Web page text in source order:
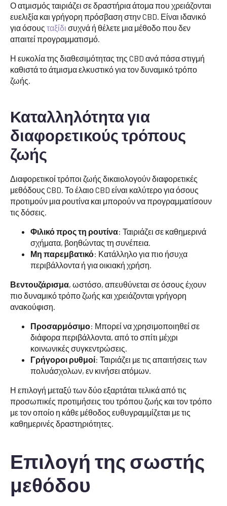
Ο ατμισμός ταιριάζει σε δραστήρια άτομα που χρειάζονται
ευελιξία και γρήγορη πρόσβαση στην CBD. Είναι ιδανικό
για όσους ταξίδι συχνά ή θέλετε μια μέθοδο που δεν
απαιτεί προγραμματισμό.
Η ευκολία της διαθεσιμότητας της CBD ανά πάσα στιγμή
καθιστά το άτμισμα ελκυστικό για τον δυναμικό τρόπο
ζωής.
Καταλληλότητα για
διαφορετικούς τρόπους
ζωής
Διαφορετικοί τρόποι ζωής δικαιολογούν διαφορετικές
μεθόδους CBD. Το έλαιο CBD είναι καλύτερο για όσους
προτιμούν μια ρουτίνα και μπορούν να προγραμματίσουν
τις δόσεις.
Φιλικό προς τη ρουτίνα: Ταιριάζει σε καθημερινά
σχήματα, βοηθώντας τη συνέπεια.
Μη παρεμβατικό: Κατάλληλο για πιο ήσυχα
περιβάλλοντα ή για οικιακή χρήση.
Βεντουζάρισμα, ωστόσο, απευθύνεται σε όσους έχουν
πιο δυναμικό τρόπο ζωής και χρειάζονται γρήγορη
ανακούφιση.
Προσαρμόσιμο: Μπορεί να χρησιμοποιηθεί σε
διάφορα περιβάλλοντα, από το σπίτι μέχρι
κοινωνικές συγκεντρώσεις.
Γρήγοροι ρυθμοί: Ταιριάζει με τις απαιτήσεις των
πολυάσχολων, εν κινήσει ατόμων.
Η επιλογή μεταξύ των δύο εξαρτάται τελικά από τις
προσωπικές προτιμήσεις του τρόπου ζωής και τον τρόπο
με τον οποίο η κάθε μέθοδος ευθυγραμμίζεται με τις
καθημερινές δραστηριότητες.
Επιλογή της σωστής
μεθόδου